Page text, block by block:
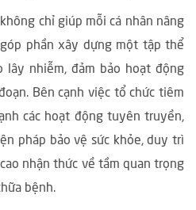
chỉ giúp mỗi cá nhân nâng
phần xây dựng một tập thể
lây nhiễm, đảm bảo hoạt động
Bên cạnh việc tổ chức tiêm
các hoạt động tuyên truyền,
pháp bảo vệ sức khỏe, duy trì
nhận thức về tầm quan trọng
bệnh.